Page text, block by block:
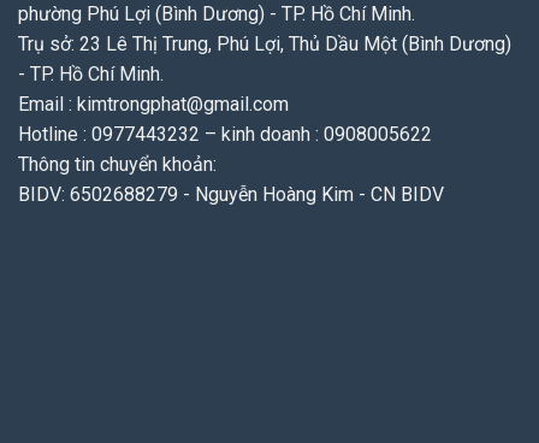
phường Phú Lợi (Bình Dương) - TP. Hồ Chí Minh.
Trụ sở: 23 Lê Thị Trung, Phú Lợi, Thủ Dầu Một (Bình Dương)
- TP. Hồ Chí Minh.
Email : kimtrongphat@gmail.com
Hotline : 0977443232 – kinh doanh : 0908005622
Thông tin chuyển khoản:
BIDV: 6502688279 - Nguyễn Hoàng Kim - CN BIDV